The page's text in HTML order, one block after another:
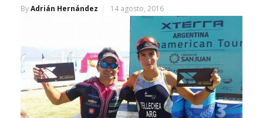
ByAdrián Hernández 14 agosto, 2016